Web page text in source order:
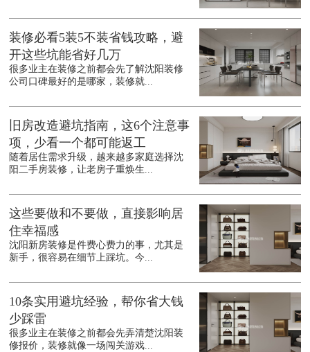
装修必看5装5不装省钱攻略，避
开这些坑能省好几万
很多业主在装修之前都会先了解沈阳装修
公司口碑最好的是哪家，装修就...
旧房改造避坑指南，这6个注意事
项，少看一个都可能返工
随着居住需求升级，越来越多家庭选择沈
阳二手房装修，让老房子重焕生...
这些要做和不要做，直接影响居
住幸福感
沈阳新房装修是件费心费力的事，尤其是
新手，很容易在细节上踩坑。今...
10条实用避坑经验，帮你省大钱
少踩雷
很多业主在装修之前都会先弄清楚沈阳装
修报价，装修就像一场闯关游戏...